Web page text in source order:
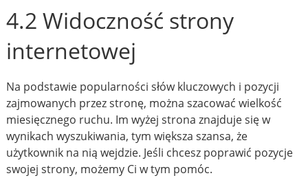
4.2 Widoczność strony
internetowej
Na podstawie popularności słów kluczowych i pozycji
zajmowanych przez stronę, można szacować wielkość
miesięcznego ruchu. Im wyżej strona znajduje się w
wynikach wyszukiwania, tym większa szansa, że
użytkownik na nią wejdzie. Jeśli chcesz poprawić pozycje
swojej strony, możemy Ci w tym pomóc.